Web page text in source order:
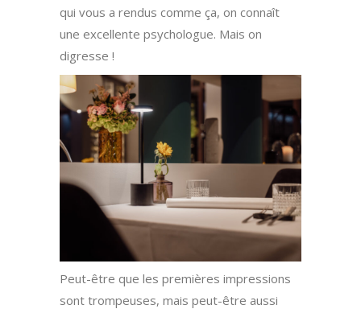
qui vous a rendus comme ça, on connaît
une excellente psychologue. Mais on
digresse !
Peut-être que les premières impressions
sont trompeuses, mais peut-être aussi